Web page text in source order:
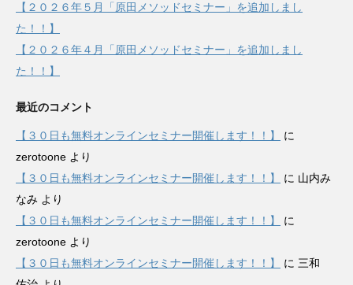
【２０２６年５月「原田メソッドセミナー」を追加しまし
た！！】
【２０２６年４月「原田メソッドセミナー」を追加しまし
た！！】
最近のコメント
【３０日も無料オンラインセミナー開催します！！】
に
zerotoone より
【３０日も無料オンラインセミナー開催します！！】
に 山内み
なみ より
【３０日も無料オンラインセミナー開催します！！】
に
zerotoone より
【３０日も無料オンラインセミナー開催します！！】
に 三和